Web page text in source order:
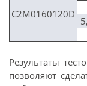
C2M0160120D
Результаты
позволяют